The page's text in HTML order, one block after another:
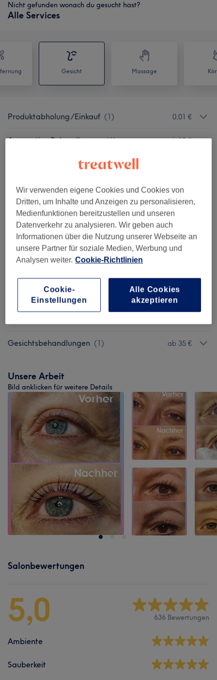
Nicht gefunden wonach du gesucht hast?
Alle Services
Gesicht Massage
Produktabholung /Einkauf (1) 0,01 €
Apparative Behandlungen (6) ab 15 €
Gesichtsbehandlungen Medizinische
Gesichtsbehandlungen Klassische
Kosmetik (12)
ab 77 €
Augenbrauen &
Wimpernbehandlungen (11)
ab 15 €
Zubuchbare Extras
Gesichtsbehandlungen (1) ab 35 €
Unsere Arbeit
Bild anklicken für weitere Details
Salonbewertungen
5,0 636 Bewertungen
Ambiente
Sauberkeit
Wir verwenden eigene Cookies und Cookies von
Dritten, um Inhalte und Anzeigen zu personalisieren,
Medienfunktionen bereitzustellen und unseren
Datenverkehr zu analysieren. Wir geben auch
Informationen über die Nutzung unserer Webseite an
unsere Partner für soziale Medien, Werbung und
Analysen weiter. Cookie-Richtlinien
Cookie-
Einstellungen
Alle Cookies
akzeptieren